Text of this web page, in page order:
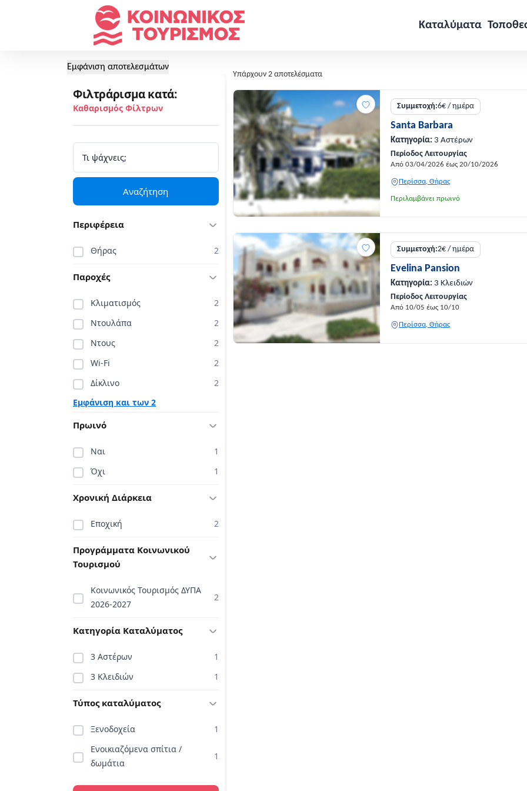
Καταλύματα
Εμφάνιση αποτελεσμάτων
Φιλτράρισμα κατά:
Καθαρισμός Φίλτρων
Αναζήτηση
Περιφέρεια
Θήρας 2
Παροχές
Κλιματισμός
2
Ντουλάπα
2
Ντους
2
Wi-Fi
2
Δίκλινο
2
Εμφάνιση και των 2
Πρωινό
Ναι
1
Όχι
1
Χρονική Διάρκεια
Εποχική 2
Προγράμματα Κοινωνικού
Τουρισμού
Κοινωνικός Τουρισμός ΔΥΠΑ
2026-2027
2
Κατηγορία Καταλύματος
3 Αστέρων
1
3 Κλειδιών
1
Τύπος καταλύματος
Ξενοδοχεία
1
Ενοικιαζόμενα σπίτια /
δωμάτια
1
Υπάρχουν 2 αποτελέσματα
Συμμετοχή:6€ / ημέρα
Santa Barbara
Κατηγορία: 3 Αστέρων
Περίοδος Λειτουργίας
Από 03/04/2026 έως 20/10/2026
Περίσσα, Θήρας
Περιλαμβάνει πρωινό
Συμμετοχή:2€ / ημέρα
Evelina Pansion
Κατηγορία: 3 Κλειδιών
Περίοδος Λειτουργίας
Από 10/05 έως 10/10
Περίσσα, Θήρας